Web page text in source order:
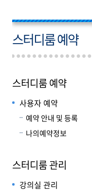
스터디룸 예약
스터디룸 예약
사용자 예약
예약 안내 및 등록
나의예약정보
스터디룸 관리
강의실 관리